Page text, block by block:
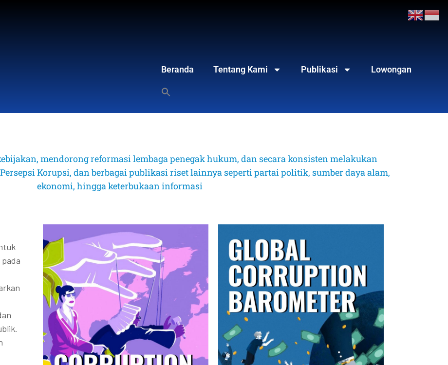
Beranda Tentang Kami Publikasi Lowongan
mendorong reformasi lembaga penegak hukum, dan secara konsisten melakukan
Korupsi, dan berbagai publikasi riset lainnya seperti partai politik, sumber daya alam,
ekonomi, hingga keterbukaan informasi